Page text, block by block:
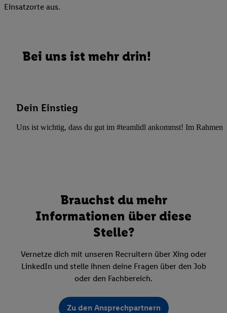
Einsatzorte aus.
Bei uns ist mehr drin!
Dein Einstieg
Uns ist wichtig, dass du gut im #teamlidl ankommst! Im Rahmen
Brauchst du mehr
Informationen über diese
Stelle?
Vernetze dich mit unseren Recruitern über Xing oder
LinkedIn und stelle ihnen deine Fragen über den Job
oder den Fachbereich.
Zu den Ansprechpartnern